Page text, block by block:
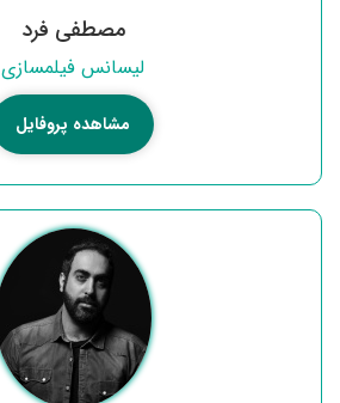
مصطفی فرد
لیسانس فیلمسازی
مشاهده پروفایل